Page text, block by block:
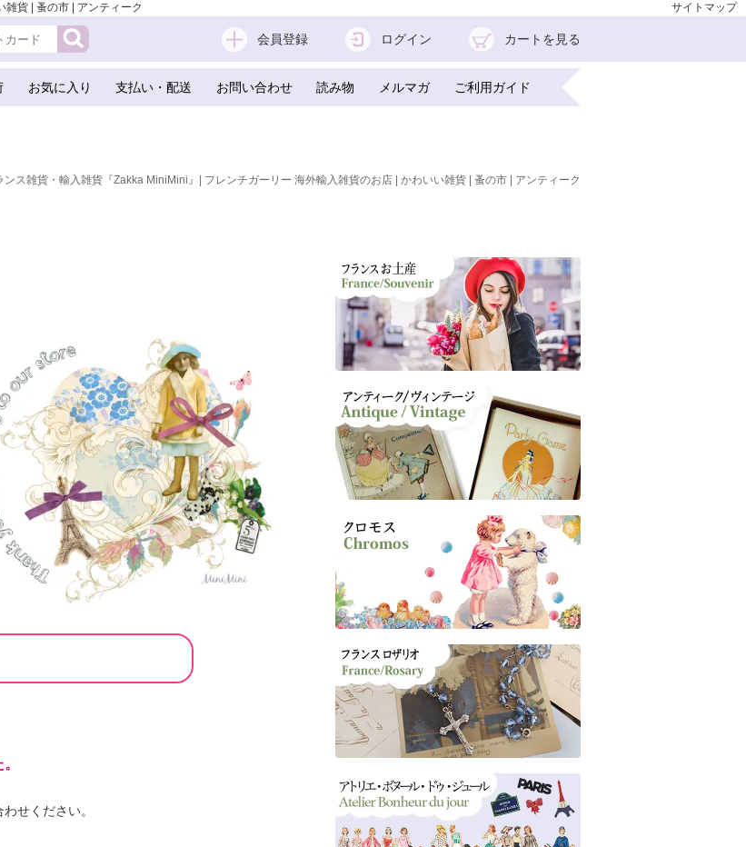
雑貨 | 蚤の市 | アンティーク サイトマップ
会員登録 ログイン カートを見る
お気に入り 支払い・配送 お問い合わせ 読み物 メルマガ ご利用ガイド
ンス雑貨・輸入雑貨『Zakka MiniMini』| フレンチガーリー 海外輸入雑貨のお店 | かわいい雑貨 | 蚤の市 | アンティーク
せください。